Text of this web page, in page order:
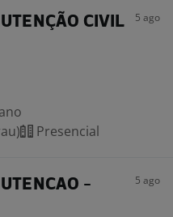
CIVIL
5 ago
Presencial
-
5 ago